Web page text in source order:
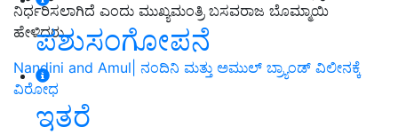
ಪಶುಸಂಗೋಪನೆ
ಇತರೆ
ನಿರ್ಧರಿಸಲಾಗಿದೆ ಎಂದು ಮುಖ್ಯಮಂತ್ರಿ ಬಸವರಾಜ ಬೊಮ್ಮಾಯಿ
ಹೇಳಿದರು.
Nandini and Amul| ನಂದಿನಿ ಮತ್ತು ಅಮುಲ್‌ ಬ್ರ್ಯಾಂಡ್‌ ವಿಲೀನಕ್ಕೆ
ವಿರೋಧ